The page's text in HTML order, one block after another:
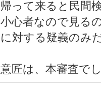
帰って来ると民間
小心者なので見る
に対する疑義のみ
意匠は、本審査で